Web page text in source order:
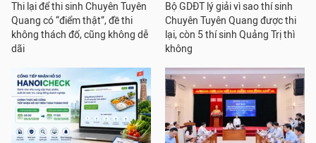
Thi lại để thi sinh Chuyên Tuyên
Quang có “điểm thật”, đề thi
không thách đố, cũng không dễ
dãi
Bộ GDĐT lý giải vì sao thí sinh
Chuyên Tuyên Quang được thi
lại, còn 5 thí sinh Quảng Trị thì
không